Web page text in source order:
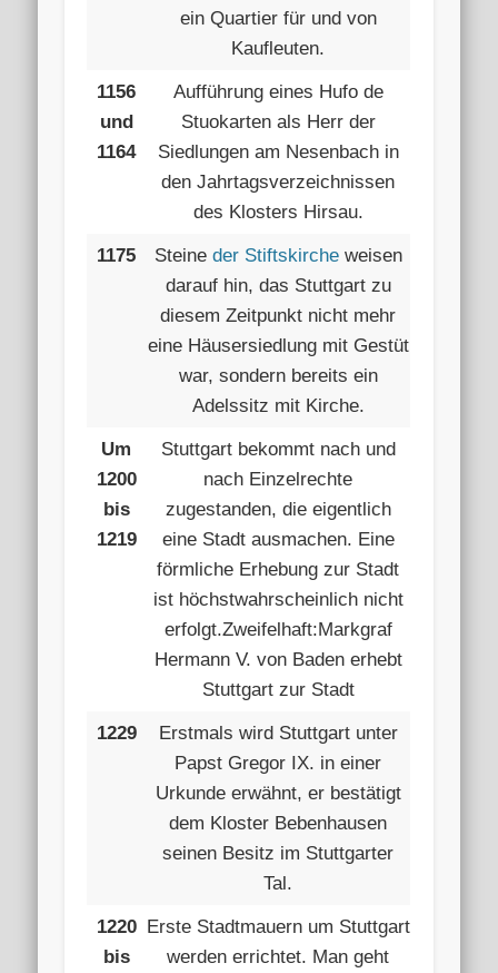
ein Quartier für und von
Kaufleuten.
1156
und
1164
Aufführung eines Hufo de
Stuokarten als Herr der
Siedlungen am Nesenbach in
den Jahrtagsverzeichnissen
des Klosters Hirsau.
1175 Steine der Stiftskircheweisen
darauf hin, das Stuttgart zu
diesem Zeitpunkt nicht mehr
eine Häusersiedlung mit Gestüt
war, sondern bereits ein
Adelssitz mit Kirche.
Um
1200
bis
1219
Stuttgart bekommt nach und
nach Einzelrechte
zugestanden, die eigentlich
eine Stadt ausmachen. Eine
förmliche Erhebung zur Stadt
ist höchstwahrscheinlich nicht
erfolgt.Zweifelhaft:Markgraf
Hermann V. von Baden erhebt
Stuttgart zur Stadt
1229
Erstmals wird Stuttgart unter
Papst Gregor IX. in einer
Urkunde erwähnt, er bestätigt
dem Kloster Bebenhausen
seinen Besitz im Stuttgarter
Tal.
1220
bis
Erste Stadtmauern um Stuttgart
werden errichtet. Man geht